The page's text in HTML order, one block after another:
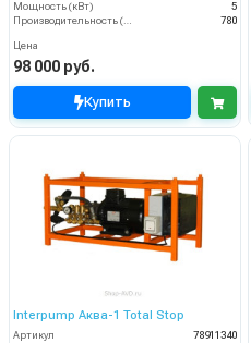
Мощность (кВт)
5
Производительность (л/ч)
780
Цена
98 000 руб.
Купить
Interpump Аква-1 Total Stop
Артикул
78911340